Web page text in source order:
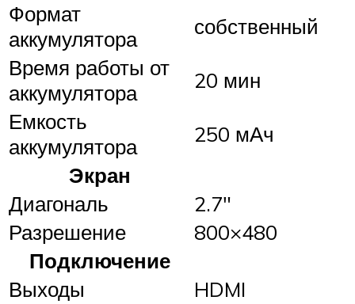
Формат
аккумулятора
собственный
Время работы от
аккумулятора
20 мин
Емкость
аккумулятора
250 мАч
Экран
Диагональ
2.7″
Разрешение
800×480
Подключение
Выходы
HDMI